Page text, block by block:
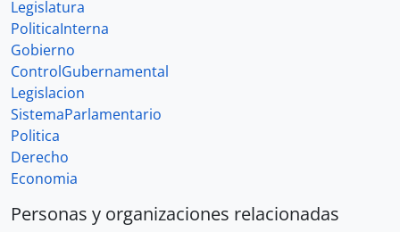
Legislatura
PoliticaInterna
Gobierno
ControlGubernamental
Legislacion
SistemaParlamentario
Politica
Derecho
Economia
Personas y organizaciones relacionadas